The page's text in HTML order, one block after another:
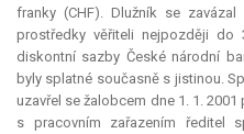
franky (CHF). Dlužník se
prostředky věřiteli nejpozději do
diskontní sazby České národní
byly splatné současně s jistinou.
uzavřel se žalobcem dne 1. 1.
s pracovním zařazením ředitel